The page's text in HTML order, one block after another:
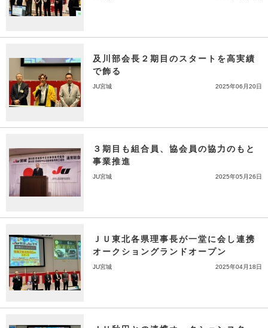
及川部会長２期目のスタートを高実績
で飾る
JU宮城 2025年06月20日
３期目も組合員、協会員の協力のもと
事業推進
JU宮城 2025年05月26日
ＪＵ東北各県理事長が一堂に会し連携
オークショングランドオープン
JU宮城 2025年04月18日